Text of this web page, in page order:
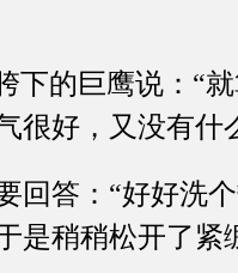
的巨鹰说：“就
很好，又没有
答：“好好洗个
是稍稍松开了紧